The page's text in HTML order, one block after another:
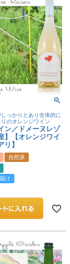
っかりとあり全体的に
のオレンジワイン
ン／ドメーヌレゾ
】【オレンジワイ
リ】
自然派
け